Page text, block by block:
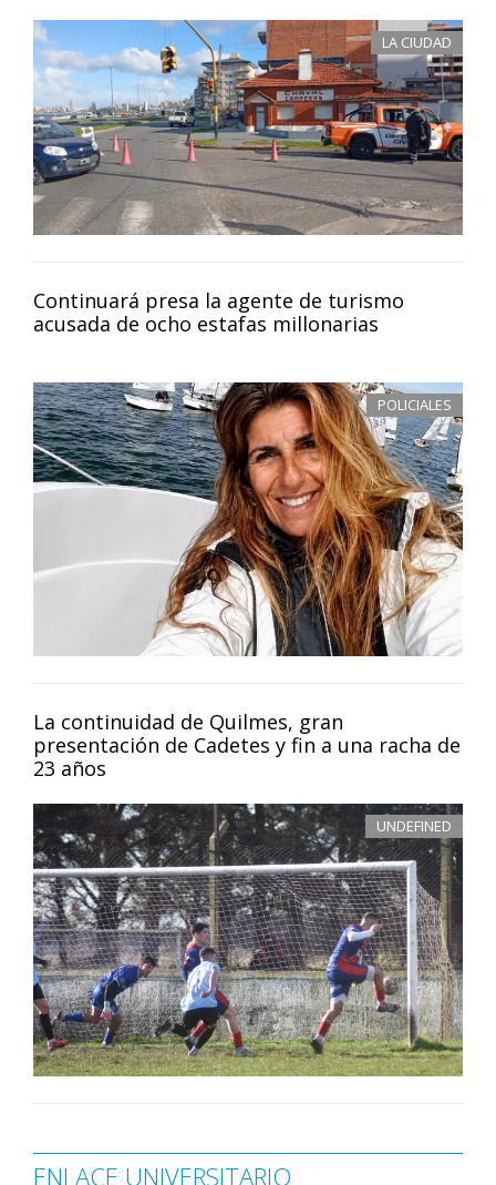
LA CIUDAD
Continuará presa la agente de turismo
acusada de ocho estafas millonarias
POLICIALES
La continuidad de Quilmes, gran
presentación de Cadetes y fin a una racha de
23 años
UNDEFINED
ENLACE UNIVERSITARIO